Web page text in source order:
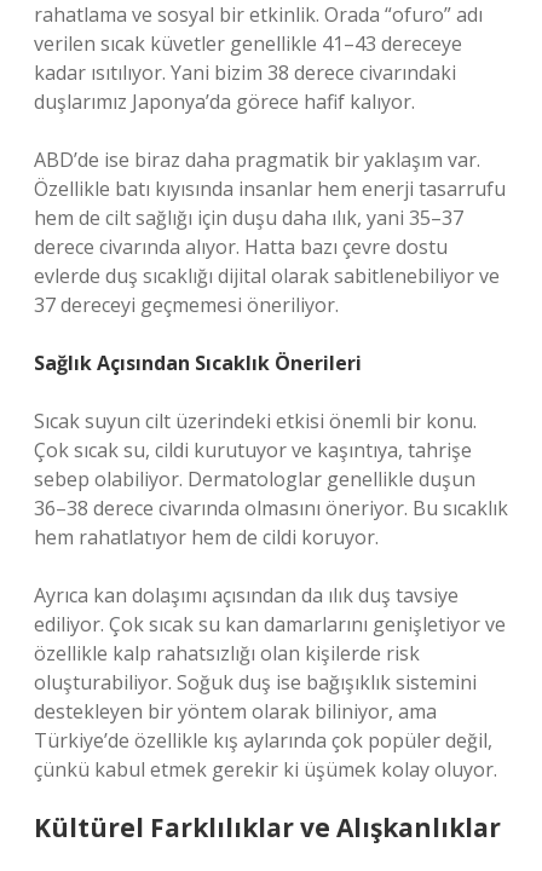
rahatlama ve sosyal bir etkinlik. Orada “ofuro” adı
verilen sıcak küvetler genellikle 41–43 dereceye
kadar ısıtılıyor. Yani bizim 38 derece civarındaki
duşlarımız Japonya’da görece hafif kalıyor.
ABD’de ise biraz daha pragmatik bir yaklaşım var.
Özellikle batı kıyısında insanlar hem enerji tasarrufu
hem de cilt sağlığı için duşu daha ılık, yani 35–37
derece civarında alıyor. Hatta bazı çevre dostu
evlerde duş sıcaklığı dijital olarak sabitlenebiliyor ve
37 dereceyi geçmemesi öneriliyor.
Sağlık Açısından Sıcaklık Önerileri
Sıcak suyun cilt üzerindeki etkisi önemli bir konu.
Çok sıcak su, cildi kurutuyor ve kaşıntıya, tahrişe
sebep olabiliyor. Dermatologlar genellikle duşun
36–38 derece civarında olmasını öneriyor. Bu sıcaklık
hem rahatlatıyor hem de cildi koruyor.
Ayrıca kan dolaşımı açısından da ılık duş tavsiye
ediliyor. Çok sıcak su kan damarlarını genişletiyor ve
özellikle kalp rahatsızlığı olan kişilerde risk
oluşturabiliyor. Soğuk duş ise bağışıklık sistemini
destekleyen bir yöntem olarak biliniyor, ama
Türkiye’de özellikle kış aylarında çok popüler değil,
çünkü kabul etmek gerekir ki üşümek kolay oluyor.
Kültürel Farklılıklar ve Alışkanlıklar